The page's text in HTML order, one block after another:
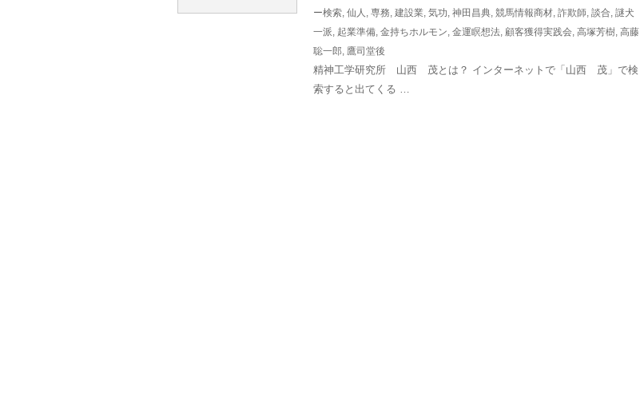
ー検索, 仙人 , 専務, 建設業, 気功, 神田昌典, 競馬情報商材, 詐欺師, 談合, 謎犬
一派, 起業準備, 金持ちホルモン, 金運瞑想法, 顧客獲得実践会, 高塚芳樹, 高藤
聡一郎, 鷹司堂後
精神工学研究所 山西 茂とは？ インターネットで「山西 茂」で検
索すると出てくる …